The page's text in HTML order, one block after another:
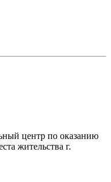
центр по оказанию
жительства г.